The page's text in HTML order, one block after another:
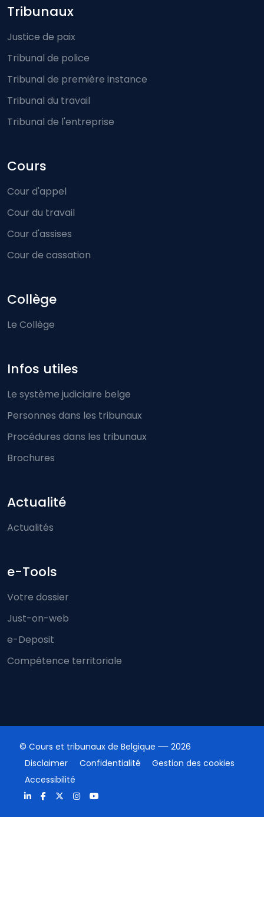
Footer-menu
Tribunaux
Justice de paix
Tribunal de police
Tribunal de première instance
Tribunal du travail
Tribunal de l'entreprise
Cours
Cour d'appel
Cour du travail
Cour d'assises
Cour de cassation
Collège
Le Collège
Infos utiles
Le système judiciaire belge
Personnes dans les tribunaux
Procédures dans les tribunaux
Brochures
Actualité
Actualités
e-Tools
Votre dossier
Just-on-web
e-Deposit
Compétence territoriale
© Cours et tribunaux de Belgique
2026
Disclaimer
Confidentialité
Gestion des cookies
Accessibilité